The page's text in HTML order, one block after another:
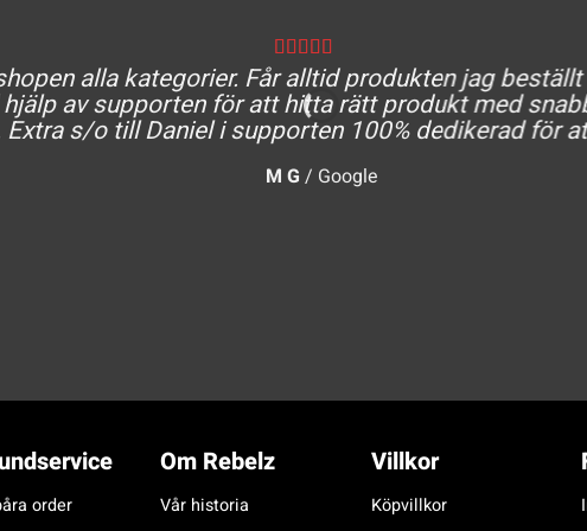
alla kategorier. Får alltid produkten jag
av supporten för att hitta rätt produkt med
s/o till Daniel i supporten 100% dedikerad för
M G / Google
order
Om Rebelz
Vår historia
Villkor
Köpvillkor